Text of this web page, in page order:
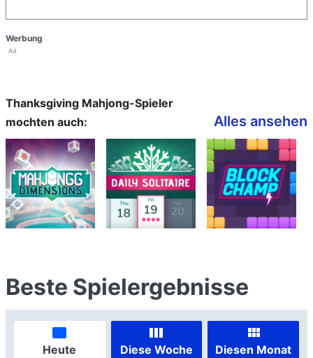
Werbung
Ad
Thanksgiving Mahjong-Spieler
mochten auch:
Alles ansehen
Beste Spielergebnisse
Heute Diese Woche Diesen Monat